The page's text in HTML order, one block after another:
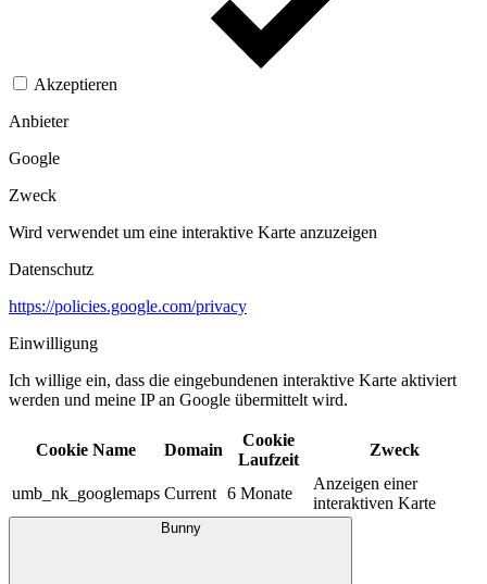
Akzeptieren
Anbieter
Google
Zweck
Wird verwendet um eine interaktive Karte anzuzeigen
Datenschutz
https://policies.google.com/privacy
Einwilligung
Ich willige ein, dass die eingebundenen interaktive Karte aktiviert
werden und meine IP an Google übermittelt wird.​
Cookie Name Domain
Cookie
Laufzeit
Zweck
umb_nk_googlemaps Current 6 Monate
Anzeigen einer
interaktiven Karte
Bunny